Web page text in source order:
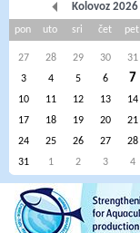
Kolovoz 2026
pon uto sri čet pet
27 28 29 30 31
3
4 5 6 7
10
11 12 13 14
17
18 19 20 21
24
25 26 27 28
31
1 2 3 4